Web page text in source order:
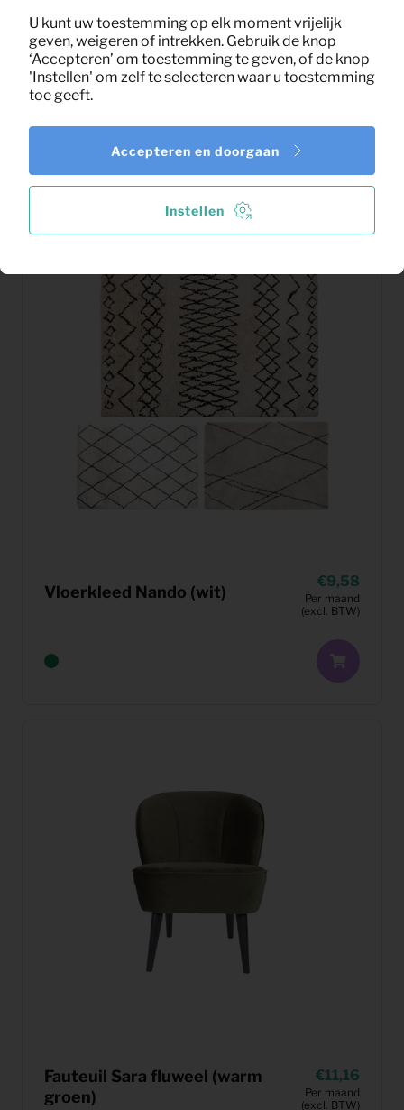
Eetkamerstoel Jelle fluweel
(zwart)
6,27
Vloerkleed Nando (wit)
9,58
Per maand
(excl. BTW)
Fauteuil Sara fluweel (warm
groen)
11,16
Per maand
(excl. BTW)
U kunt uw toestemming op elk moment vrijelijk
geven, weigeren of intrekken. Gebruik de knop
‘Accepteren’ om toestemming te geven, of de knop
'Instellen' om zelf te selecteren waar u toestemming
toe geeft.
Instellen
Accepteren en doorgaan